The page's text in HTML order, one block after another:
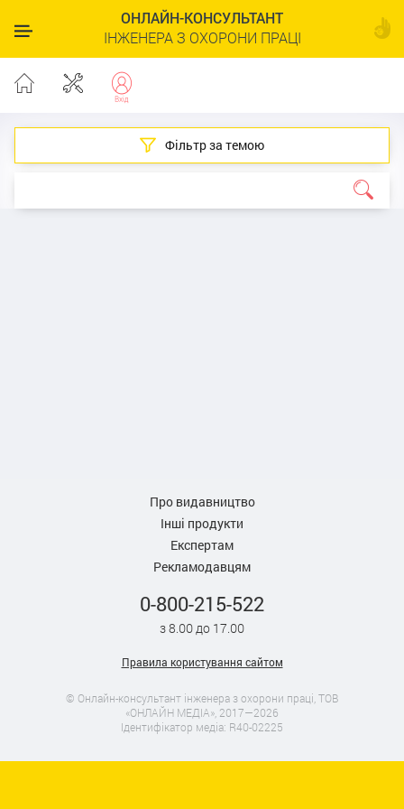
ОНЛАЙН-КОНСУЛЬТАНТ
ІНЖЕНЕРА З ОХОРОНИ ПРАЦІ
Фільтр за темою
Про видавництво
Інші продукти
Експертам
Рекламодавцям
0-800-215-522
з 8.00 до 17.00
Правила користування сайтом
© Онлайн-консультант інженера з охорони праці, ТОВ
«ОНЛАЙН МЕДІА», 2017—2026
Ідентифікатор медіа: R40-02225